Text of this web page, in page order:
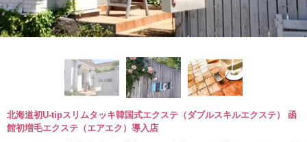
北海道初U-tipスリムタッキ韓国式エクステ（ダブルスキルエクステ） 函
館初増毛エクステ（エアエク）導入店